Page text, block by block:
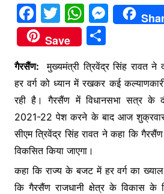
F
a
c
e
b
o
o
k
T
w
itt
er
W
h
at
s
A
p
p
M
e
s
e
n
g
Save
S
ar
e
गैरसैंण: मुख्यमंत्री त्रिवेंद्र सिंह रावत
हर वर्ग को ध्यान में रखकर कई
रही है। गैरसैंण में विधानसभा सत्र के
2021-22 पेश करने के बाद आज शुक्रवार
सीएम त्रिवेंद्र सिंह रावत ने कहा कि
विकसित किया जाएगा।
कहा कि राज्य के बजट में हर वर्ग का
कि गैरसैंण राजधानी क्षेत्र के विकास के